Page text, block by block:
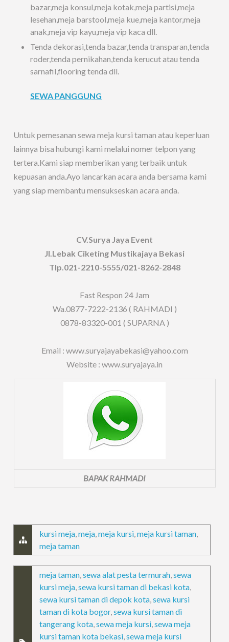
bazar,meja konsul,meja kotak,meja partisi,meja
lesehan,meja barstool,meja kue,meja kantor,meja
anak,meja vip kayu,meja vip kaca dll.
Tenda dekorasi,tenda bazar,tenda transparan,tenda
roder,tenda pernikahan,tenda kerucut atau tenda
sarnafil,flooring tenda dll.
SEWA PANGGUNG
Untuk pemesanan sewa meja kursi taman atau keperluan
lainnya bisa hubungi kami melalui nomer telpon yang
tertera.Kami siap memberikan yang terbaik untuk
kepuasan anda.Ayo lancarkan acara anda bersama kami
yang siap membantu mensukseskan acara anda.
CV.Surya Jaya Event
Jl.Lebak Ciketing Mustikajaya Bekasi
Tlp.021-2210-5555/021-8262-2848
Fast Respon 24 Jam
Wa.0877-7222-2136 ( RAHMADI )
0878-83320-001 ( SUPARNA )
Email : www.suryajayabekasi@yahoo.com
Website : www.suryajaya.in
BAPAK RAHMADI
kursi meja,meja,meja kursi,meja kursi taman,
meja taman
meja taman,sewa alat pesta termurah,sewa
kursi meja,sewa kursi taman di bekasi kota,
sewa kursi taman di depok kota,sewa kursi
taman di kota bogor,sewa kursi taman di
tangerang kota,sewa meja kursi,sewa meja
kursi taman kota bekasi,sewa meja kursi